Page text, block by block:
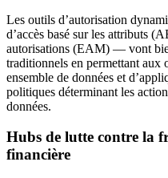
Les outils d’autorisation
d’accès basé sur les attributs
autorisations (EAM) — vont
traditionnels en permettant aux
ensemble de données et
politiques déterminant les
données.
Hubs de lutte contre la
financière